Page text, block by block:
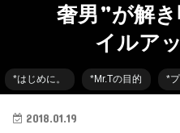
奢男”が解
イルア
*はじめに。 *Mr.Tの目的 *
2018.01.19